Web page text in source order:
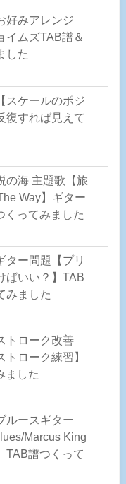
好みアレンジ
イムズTAB譜＆
した
スケールのポジ
復すれば見えて
の海 主題歌【旅
Way】ギター
くってみました
ター問題【プリ
ばいい？】TAB
みました
トローク改善
トローク練習】
ました
ルースギター
Marcus King
TAB譜つくって